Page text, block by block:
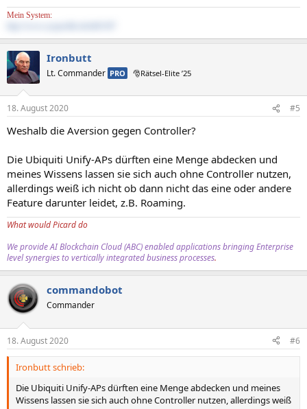
Mein System:
Ironbutt
Lt. Commander PRO 🎅Rätsel-Elite ’25
18. August 2020 #5
Weshalb die Aversion gegen Controller?
Die Ubiquiti Unify-APs dürften eine Menge abdecken und
meines Wissens lassen sie sich auch ohne Controller nutzen,
allerdings weiß ich nicht ob dann nicht das eine oder andere
Feature darunter leidet, z.B. Roaming.
What would Picard do
We provide AI Blockchain Cloud (ABC) enabled applications bringing Enterprise
level synergies to vertically integrated business processes.
commandobot
Commander
18. August 2020 #6
Ironbutt schrieb:
Die Ubiquiti Unify-APs dürften eine Menge abdecken und meines
Wissens lassen sie sich auch ohne Controller nutzen, allerdings weiß